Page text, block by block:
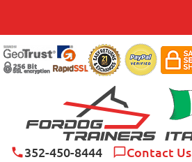
352-450-8444 Contact Us